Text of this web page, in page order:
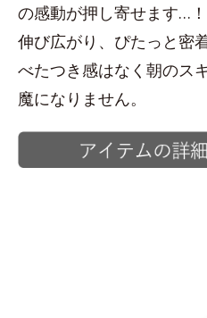
の感動が押し寄せます…
伸び広がり、ぴたっと密
べたつき感はなく朝のス
魔になりません。